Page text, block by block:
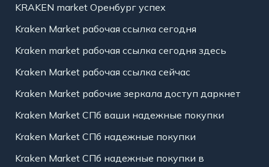
KRAKEN market Оренбург успех
Kraken Market рабочая ссылка сегодня
Kraken market рабочая ссылка сегодня здесь
Kraken Market рабочая ссылка сейчас
Kraken Market рабочие зеркала доступ даркнет
Kraken Market СПб ваши надежные покупки
Kraken Market СПб надежные покупки
Kraken Market СПб надежные покупки в